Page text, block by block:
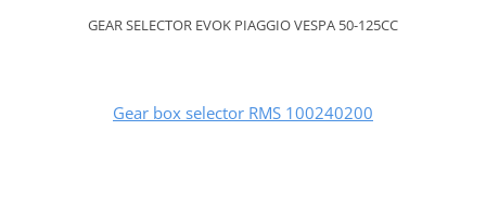
GEAR SELECTOR EVOK PIAGGIO VESPA 50-125CC
Gear box selector RMS 100240200